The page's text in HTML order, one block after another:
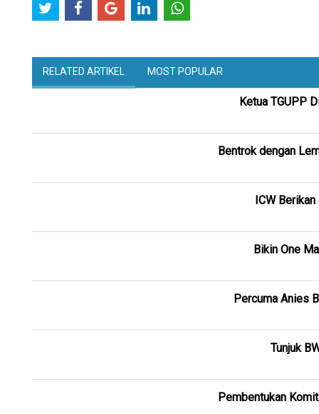
RELATED ARTIKEL MOST POPULAR
Ketua TGUPP
Bentrok dengan
ICW
Bikin One
Percuma Anies
Tunjuk
Pembentukan